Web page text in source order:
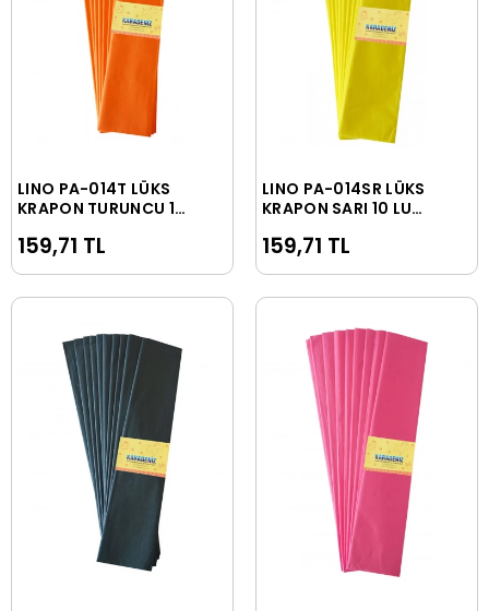
Sepete Ekle
LINO PA-014T LÜKS
KRAPON TURUNCU 10
159,71 TL
Sepete Ekle
LINO PA-014SR LÜKS
KRAPON SARI 10 LU
159,71 TL